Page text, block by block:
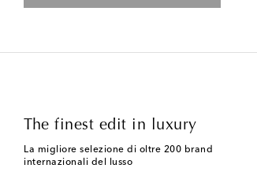
The finest edit in luxury
La migliore selezione di oltre 200 brand
internazionali del lusso